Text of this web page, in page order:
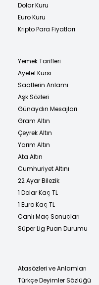
Dolar Kuru
Euro Kuru
Kripto Para Fiyatları
Yemek Tarifleri
Ayetel Kürsi
Saatlerin Anlamı
Aşk Sözleri
Günaydın Mesajları
Gram Altın
Çeyrek Altın
Yarım Altın
Ata Altın
Cumhuriyet Altını
22 Ayar Bilezik
1 Dolar Kaç TL
1 Euro Kaç TL
Canlı Maç Sonuçları
Süper Lig Puan Durumu
Atasözleri ve Anlamları
Türkçe Deyimler Sözlüğü